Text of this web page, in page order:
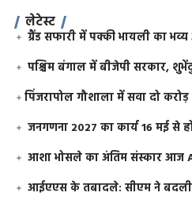
लेटेस्ट
ग्रैंड सफारी में पक्की भायली का
पश्चिम बंगाल में बीजेपी सरकार,
​पिंजरापोल गौशाला में सवा दो करोड़
जनगणना 2027 का कार्य 16 मई से
आशा भोसले का अंतिम संस्कार आज
आईएएस के तबादले: सीएम ने बदली